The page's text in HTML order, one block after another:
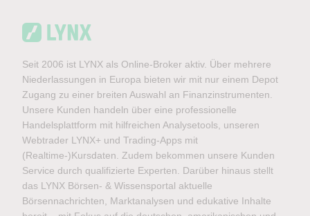
Seit 2006 ist LYNX als Online-Broker aktiv. Über mehrere
Niederlassungen in Europa bieten wir mit nur einem Depot
Zugang zu einer breiten Auswahl an Finanzinstrumenten.
Unsere Kunden handeln über eine professionelle
Handelsplattform mit hilfreichen Analysetools, unseren
Webtrader LYNX+ und Trading-Apps mit
(Realtime-)Kursdaten. Zudem bekommen unsere Kunden
Service durch qualifizierte Experten. Darüber hinaus stellt
das LYNX Börsen- & Wissensportal aktuelle
Börsennachrichten, Marktanalysen und edukative Inhalte